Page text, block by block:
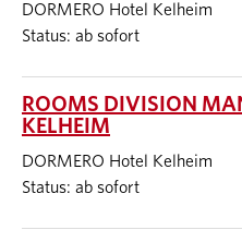
DORMERO Hotel Kelheim
Status: ab sofort
ROOMS DIVISION
KELHEIM
DORMERO Hotel Kelheim
Status: ab sofort